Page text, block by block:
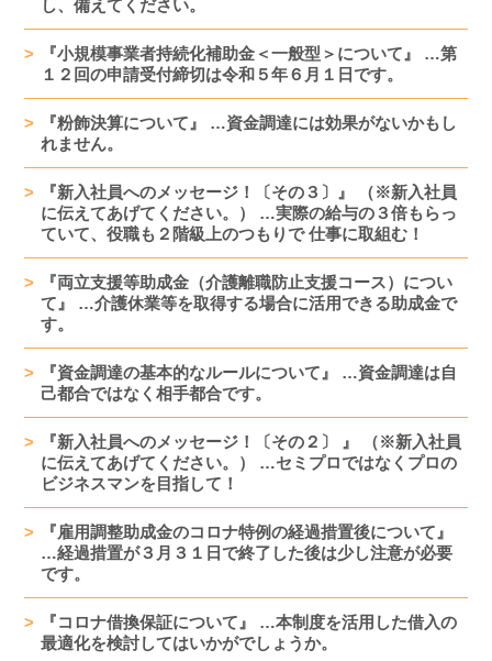
し、備えてください。
『小規模事業者持続化補助金＜一般型＞について』 …第
１２回の申請受付締切は令和５年６月１日です。
『粉飾決算について』 …資金調達には効果がないかもし
れません。
『新入社員へのメッセージ！〔その３〕』 （※新入社員
に伝えてあげてください。） …実際の給与の３倍もらっ
ていて、役職も２階級上のつもりで 仕事に取組む！
『両立支援等助成金（介護離職防止支援コース）につい
て』 …介護休業等を取得する場合に活用できる助成金で
す。
『資金調達の基本的なルールについて』 …資金調達は自
己都合ではなく相手都合です。
『新入社員へのメッセージ！〔その２〕 』 （※新入社員
に伝えてあげてください。） …セミプロではなくプロの
ビジネスマンを目指して！
『雇用調整助成金のコロナ特例の経過措置後について』
…経過措置が３月３１日で終了した後は少し注意が必要
です。
『コロナ借換保証について』 …本制度を活用した借入の
最適化を検討してはいかがでしょうか。